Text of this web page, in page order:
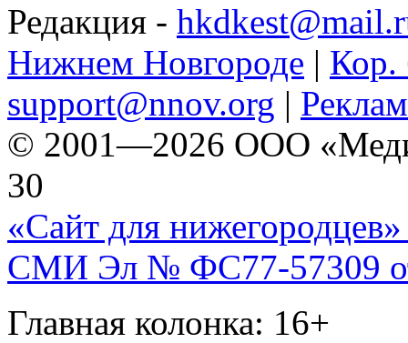
Редакция -
Нижнем Новгороде | Кор.
support@nnov.org |
© 2001—2026 ООО
30
«Сайт для нижегородцев»
СМИ Эл № ФС77-57309
Главная колонка: 16+